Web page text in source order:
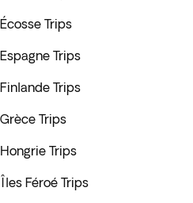
Écosse Trips
Espagne Trips
Finlande Trips
Grèce Trips
Hongrie Trips
Îles Féroé Trips